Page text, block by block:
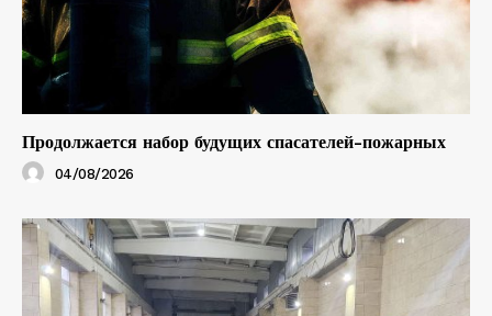
Продолжается набор будущих спасателей-пожарных
04/08/2026